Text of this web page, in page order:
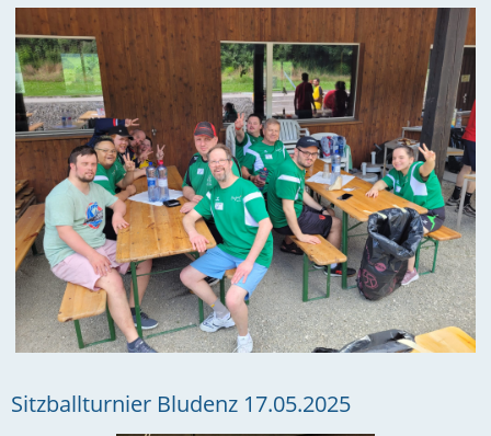
Sitzballturnier Bludenz 17.05.2025